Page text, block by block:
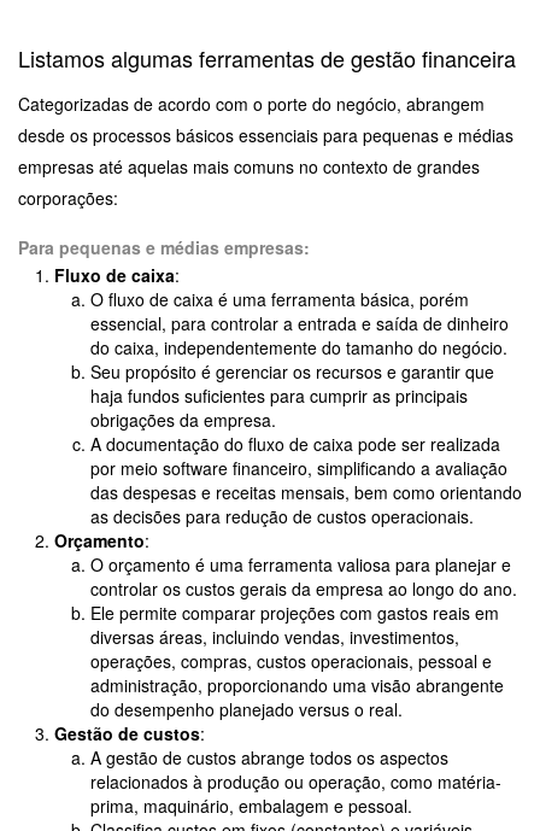
Listamos algumas ferramentas de gestão financeira
Categorizadas de acordo com o porte do negócio, abrangem
desde os processos básicos essenciais para pequenas e médias
empresas até aquelas mais comuns no contexto de grandes
corporações:
Para pequenas e médias empresas:
Fluxo de caixa:
O fluxo de caixa é uma ferramenta básica, porém
essencial, para controlar a entrada e saída de dinheiro
do caixa, independentemente do tamanho do negócio.
Seu propósito é gerenciar os recursos e garantir que
haja fundos suficientes para cumprir as principais
obrigações da empresa.
A documentação do fluxo de caixa pode ser realizada
por meio software financeiro, simplificando a avaliação
das despesas e receitas mensais, bem como orientando
as decisões para redução de custos operacionais.
Orçamento:
O orçamento é uma ferramenta valiosa para planejar e
controlar os custos gerais da empresa ao longo do ano.
Ele permite comparar projeções com gastos reais em
diversas áreas, incluindo vendas, investimentos,
operações, compras, custos operacionais, pessoal e
administração, proporcionando uma visão abrangente
do desempenho planejado versus o real.
Gestão de custos:
A gestão de custos abrange todos os aspectos
relacionados à produção ou operação, como matéria-
prima, maquinário, embalagem e pessoal.